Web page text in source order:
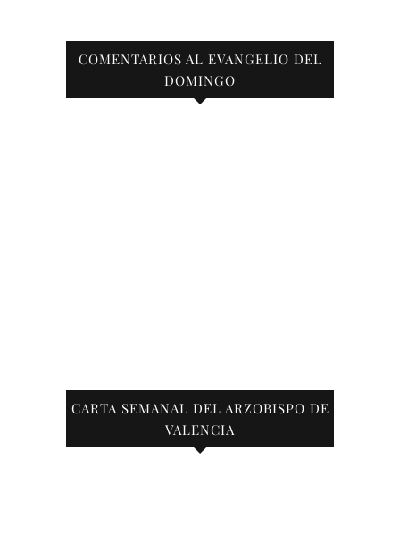
COMENTARIOS AL EVANGELIO DEL
DOMINGO
CARTA SEMANAL DEL ARZOBISPO DE
VALENCIA